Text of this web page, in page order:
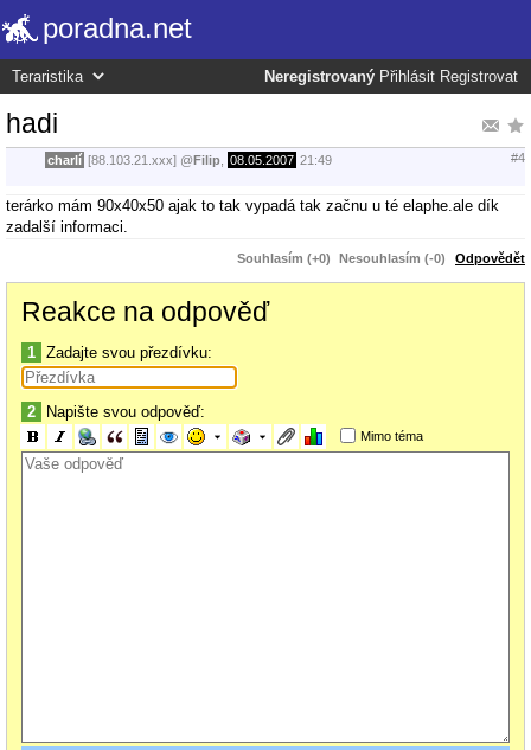
poradna.net
Neregistrovaný Přihlásit Registrovat
hadi
charlí [88.103.21.xxx] @Filip 08.05.2007 21:49 #4
terárko mám 90x40x50 ajak to tak vypadá tak začnu u té elaphe.ale dík
zadalší informaci.
Souhlasím (+0) Nesouhlasím (-0) Odpovědět
Reakce na odpověď
1 Zadajte svou přezdívku:
2 Napište svou odpověď:
Mimo téma